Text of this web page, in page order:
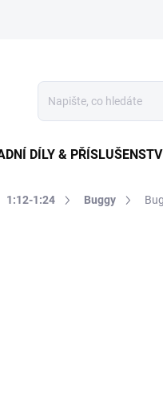
DÍLY &
1:12-1:24 Buggy